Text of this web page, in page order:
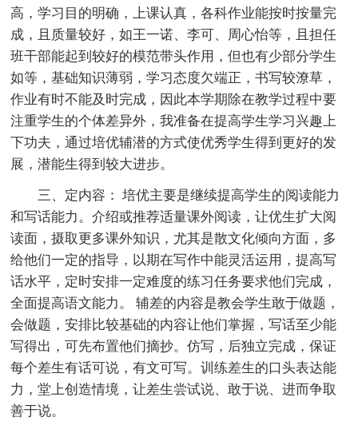
高，学习目的明确，上课认真，各科作业能按时按量完
成，且质量较好，如王一诺、李可、周心怡等，且担任
班干部能起到较好的模范带头作用，但也有少部分学生
如等，基础知识薄弱，学习态度欠端正，书写较潦草，
作业有时不能及时完成，因此本学期除在教学过程中要
注重学生的个体差异外，我准备在提高学生学习兴趣上
下功夫，通过培优辅潜的方式使优秀学生得到更好的发
展，潜能生得到较大进步。
三、定内容： 培优主要是继续提高学生的阅读能力
和写话能力。介绍或推荐适量课外阅读，让优生扩大阅
读面，摄取更多课外知识，尤其是散文化倾向方面，多
给他们一定的指导，以期在写作中能灵活运用，提高写
话水平，定时安排一定难度的练习任务要求他们完成，
全面提高语文能力。 辅差的内容是教会学生敢于做题，
会做题，安排比较基础的内容让他们掌握，写话至少能
写得出，可先布置他们摘抄。仿写，后独立完成，保证
每个差生有话可说，有文可写。训练差生的口头表达能
力，堂上创造情境，让差生尝试说、敢于说、进而争取
善于说。